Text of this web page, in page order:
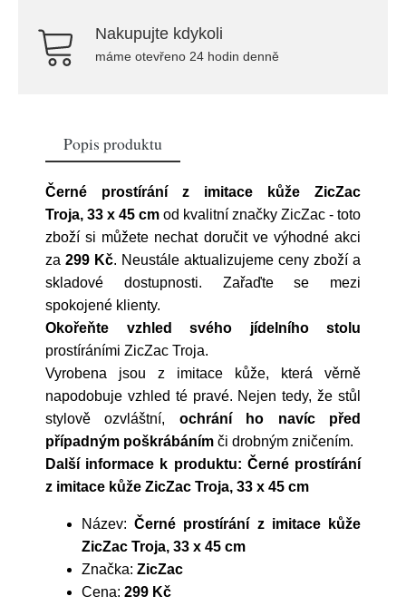
Nakupujte kdykoli
máme otevřeno 24 hodin denně
Popis produktu
Černé prostírání z imitace kůže ZicZac
Troja, 33 x 45 cm od kvalitní značky ZicZac - toto
zboží si můžete nechat doručit ve výhodné akci
za 299 Kč. Neustále aktualizujeme ceny zboží a
skladové dostupnosti. Zařaďte se mezi
spokojené klienty.
Okořeňte vzhled svého jídelního stolu
prostíráními ZicZac Troja.
Vyrobena jsou z imitace kůže, která věrně
napodobuje vzhled té pravé. Nejen tedy, že stůl
stylově ozvláštní, ochrání ho navíc před
případným poškrábáním či drobným zničením.
Další informace k produktu: Černé prostírání
z imitace kůže ZicZac Troja, 33 x 45 cm
Název:Černé prostírání z imitace kůže
ZicZac Troja, 33 x 45 cm
Značka: ZicZac
Cena: 299 Kč